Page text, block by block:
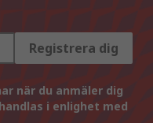
Registrera dig
när du anmäler dig
i enlighet med